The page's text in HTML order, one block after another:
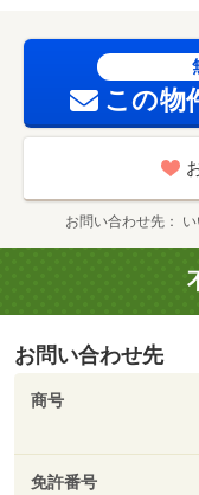
らの物件はアパート
用 70000円/鍵セッ
この物
お問い合わせ先
お問い合わせ先
商号
免許番号